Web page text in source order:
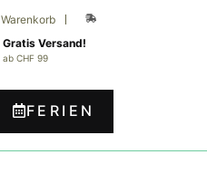
Warenkorb
Gratis Versand!
ab CHF 99
FERIEN